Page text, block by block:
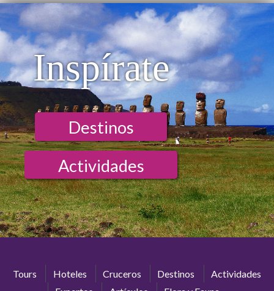
Inspírate
Destinos
Actividades
Tours Hoteles Cruceros Destinos
Actividades